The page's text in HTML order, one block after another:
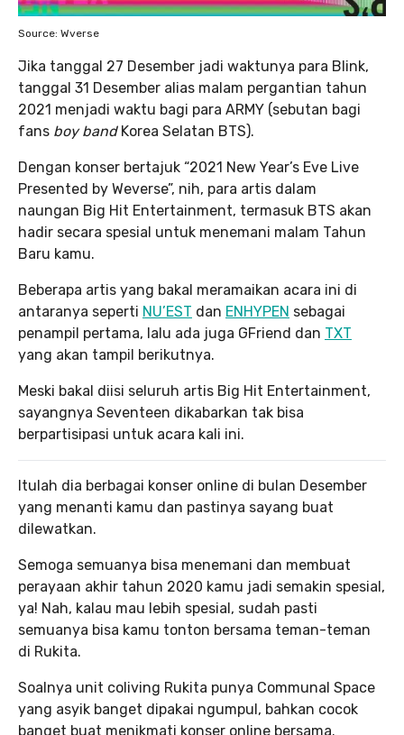
Source: Wverse
Jika tanggal 27 Desember jadi waktunya para Blink,
tanggal 31 Desember alias malam pergantian tahun
2021 menjadi waktu bagi para ARMY (sebutan bagi
fans boy bandKorea Selatan BTS).
Dengan konser bertajuk “2021 New Year’s Eve Live
Presented by Weverse”, nih, para artis dalam
naungan Big Hit Entertainment, termasuk BTS akan
hadir secara spesial untuk menemani malam Tahun
Baru kamu.
Beberapa artis yang bakal meramaikan acara ini di
antaranya seperti NU’EST dan ENHYPEN sebagai
penampil pertama, lalu ada juga GFriend dan TXT
yang akan tampil berikutnya.
Meski bakal diisi seluruh artis Big Hit Entertainment,
sayangnya Seventeen dikabarkan tak bisa
berpartisipasi untuk acara kali ini.
Itulah dia berbagai konser online di bulan Desember
yang menanti kamu dan pastinya sayang buat
dilewatkan.
Semoga semuanya bisa menemani dan membuat
perayaan akhir tahun 2020 kamu jadi semakin spesial,
ya! Nah, kalau mau lebih spesial, sudah pasti
semuanya bisa kamu tonton bersama teman-teman
di Rukita.
Soalnya unit coliving Rukita punya Communal Space
yang asyik banget dipakai ngumpul, bahkan cocok
banget buat menikmati konser online bersama.